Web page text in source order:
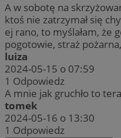
A w sobotę na
ktoś nie zatrzymał się
ej rano, to myślałam, że
pogotowie, straż
luiza
2024-05-15 o 07:59
1 Odpowiedz
A mnie jak gruchło to
tomek
2024-05-16 o 13:30
1 Odpowiedz